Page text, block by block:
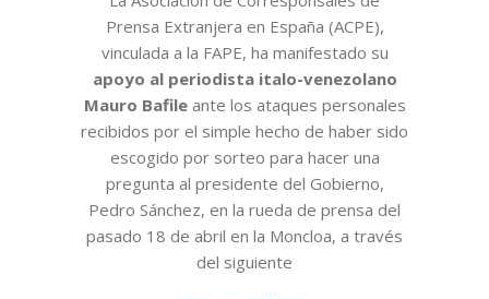
Prensa Extranjera en España (ACPE),
vinculada a la FAPE, ha manifestado su
apoyo al periodista italo-venezolano
Mauro Bafileante los ataques personales
recibidos por el simple hecho de haber sido
escogido por sorteo para hacer una
pregunta al presidente del Gobierno,
Pedro Sánchez, en la rueda de prensa del
pasado 18 de abril en la Moncloa, a través
del siguiente